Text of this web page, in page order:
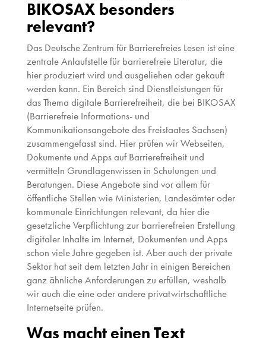
BIKOSAX besonders
relevant?
Das Deutsche Zentrum für Barrierefreies Lesen ist eine
zentrale Anlaufstelle für barrierefreie Literatur, die
hier produziert wird und ausgeliehen oder gekauft
werden kann. Ein Bereich sind Dienstleistungen für
das Thema digitale Barrierefreiheit, die bei BIKOSAX
(Barrierefreie Informations- und
Kommunikationsangebote des Freistaates Sachsen)
zusammengefasst sind. Hier prüfen wir Webseiten,
Dokumente und Apps auf Barrierefreiheit und
vermitteln Grundlagenwissen in Schulungen und
Beratungen. Diese Angebote sind vor allem für
öffentliche Stellen wie Ministerien, Landesämter oder
kommunale Einrichtungen relevant, da hier die
gesetzliche Verpflichtung zur barrierefreien Erstellung
digitaler Inhalte im Internet, Dokumenten und Apps
schon viele Jahre gegeben ist. Aber auch der private
Sektor hat seit dem letzten Jahr in einigen Bereichen
ganz ähnliche Anforderungen zu erfüllen, weshalb
wir auch die eine oder andere privatwirtschaftliche
Internetseite prüfen.
Was macht einen Text